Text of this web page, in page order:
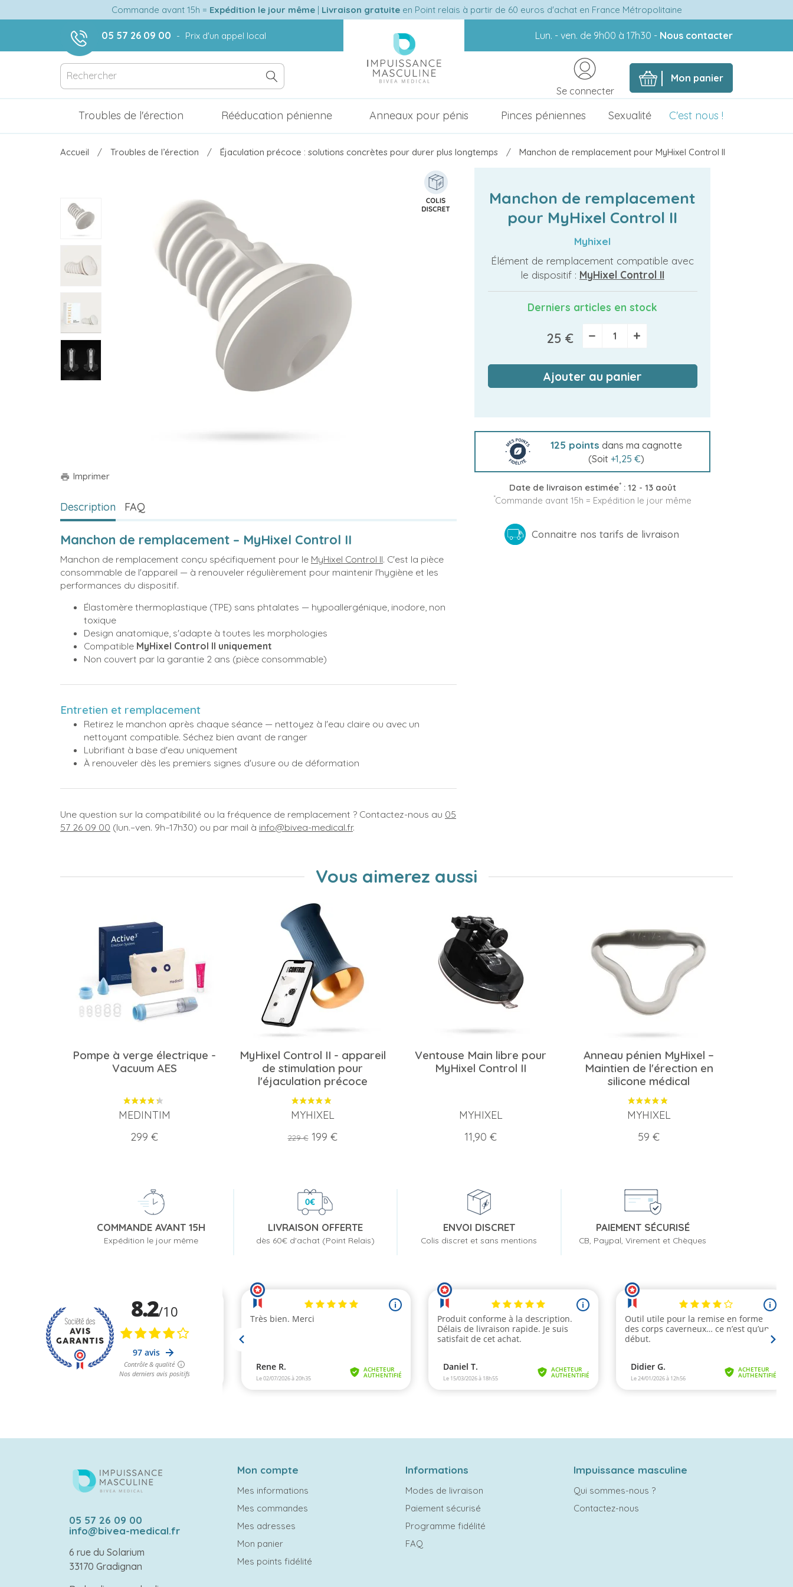
Commande avant 15h = Expédition le jour même| Livraison gratuiteen Point relais à partir de 60 euros d'achat en France Métropolitaine
05 57 26 09 00 - Prix d'un appel local Lun. - ven. de 9h00 à 17h30 - Nous contacter
Mon panier
Se connecter
Troubles de l'érection Rééducation pénienne Anneaux pour pénis Pinces péniennes Sexualité C'est nous !
Accueil Troubles de l’érection Éjaculation précoce : solutions concrètes pour durer plus longtemps Manchon de remplacement pour MyHixel Control II
print Imprimer
Manchon de remplacement
pour MyHixel Control II
Myhixel
Élément de remplacement compatible avec
le dispositif : MyHixel Control II
Derniers articles en stock
25 € − +
Ajouter au panier
125 points dans ma cagnotte
(Soit +1,25 €)
Date de livraison estimée*: 12 - 13 août
*Commande avant 15h = Expédition le jour même
Connaitre nos tarifs de livraison
Description FAQ
Manchon de remplacement – MyHixel Control II
Manchon de remplacement conçu spécifiquement pour le MyHixel Control II. C'est la pièce
consommable de l'appareil — à renouveler régulièrement pour maintenir l'hygiène et les
performances du dispositif.
Élastomère thermoplastique (TPE) sans phtalates — hypoallergénique, inodore, non
toxique
Design anatomique, s'adapte à toutes les morphologies
Compatible MyHixel Control II uniquement
Non couvert par la garantie 2 ans (pièce consommable)
Entretien et remplacement
Retirez le manchon après chaque séance — nettoyez à l'eau claire ou avec un
nettoyant compatible. Séchez bien avant de ranger
Lubrifiant à base d'eau uniquement
À renouveler dès les premiers signes d'usure ou de déformation
Une question sur la compatibilité ou la fréquence de remplacement ? Contactez-nous au 05
57 26 09 00 (lun.–ven. 9h–17h30) ou par mail à info@bivea-medical.fr.
Vous aimerez aussi
Pompe à verge électrique -
Vacuum AES
MEDINTIM
Prix
299 €
MyHixel Control II - appareil
de stimulation pour
l'éjaculation précoce
MYHIXEL
Prix
229 € Prix
199 €
Ventouse Main libre pour
MyHixel Control II
MYHIXEL
Prix
11,90 €
Anneau pénien MyHixel –
Maintien de l'érection en
silicone médical
MYHIXEL
Prix
59 €
COMMANDE AVANT 15H
Expédition le jour même
LIVRAISON OFFERTE
dès 60€ d'achat (Point Relais)
ENVOI DISCRET
Colis discret et sans mentions
PAIEMENT SÉCURISÉ
CB, Paypal, Virement et Chèques
05 57 26 09 00
info@bivea-medical.fr
6 rue du Solarium
33170 Gradignan
Mon compte
Mes informations
Mes commandes
Mes adresses
Mon panier
Mes points fidélité
Informations
Modes de livraison
Paiement sécurisé
Programme fidélité
FAQ
Impuissance masculine
Qui sommes-nous ?
Contactez-nous